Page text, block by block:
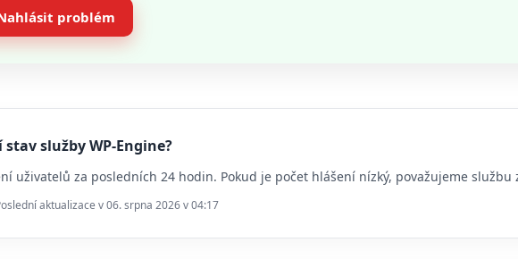
problém
služby WP-Engine?
uživatelů za posledních 24 hodin. Pokud je počet hlášení nízký, považujeme službu
aktualizace v 06. srpna 2026 v 04:17